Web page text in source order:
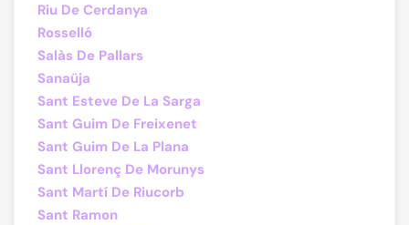
Riu De Cerdanya
Rosselló
Salàs De Pallars
Sanaüja
Sant Esteve De La Sarga
Sant Guim De Freixenet
Sant Guim De La Plana
Sant Llorenç De Morunys
Sant Martí De Riucorb
Sant Ramon